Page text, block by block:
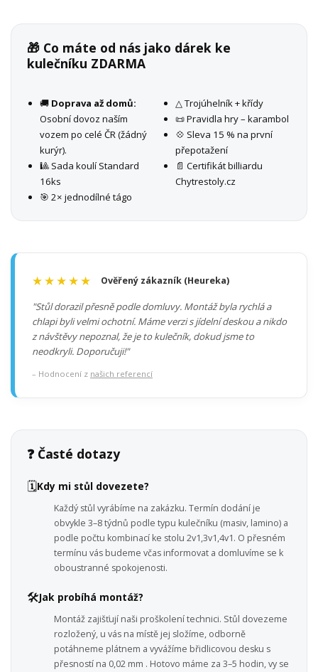
🎁 Co máte od nás jako dárek ke
kulečníku ZDARMA
🚚 Doprava až domů:
Osobní dovoz naším
vozem po celé ČR (žádný
kurýr).
🎱 Sada koulí Standard
16ks
🎯 2× jednodílné tágo
△ Trojúhelník + křídy
📜 Pravidla hry – karambol
💠 Sleva 15 % na první
přepotažení
📄 Certifikát billiardu
Chytrestoly.cz
★★★★★ Ověřený zákazník (Heureka)
"Stůl dorazil přesně podle domluvy. Montáž byla rychlá a
chlapi byli velmi ochotní. Máme verzi s jídelní deskou a nikdo
z návštěvy nepoznal, že je to kulečník, dokud jsme to
neodkryli. Doporučuji!"
– Hodnocení z našich referencí
❓ Časté dotazy
🗓️Kdy mi stůl dovezete?
Každý stůl vyrábíme na zakázku. Termín dodání je
obvykle 3–8 týdnů podle typu kulečníku (masiv, lamino) a
podle počtu kombinací ke stolu 2v1,3v1,4v1. O přesném
termínu vás budeme včas informovat a domluvíme se k
oboustranné spokojenosti.
🛠️Jak probíhá montáž?
Montáž zajišťují naši proškolení technici. Stůl dovezeme
rozložený, u vás na místě jej složíme, odborně
potáhneme plátnem a vyvážíme břidlicovou desku s
přesností na 0,02 mm . Hotovo máme za 3–5 hodin, vy se